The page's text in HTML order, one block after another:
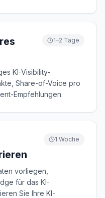
1–2 Tage
KI-Visibility-
Share-of-Voice pro
Empfehlungen.
1 Woche
vorliegen,
für das KI-
Sie Ihre KI-